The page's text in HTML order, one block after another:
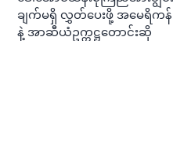
ချက်မရှိ လွှတ်ပေးဖို့ အမေရိကန်
နဲ့ အာဆီယံဥက္ကဋ္ဌတောင်းဆို